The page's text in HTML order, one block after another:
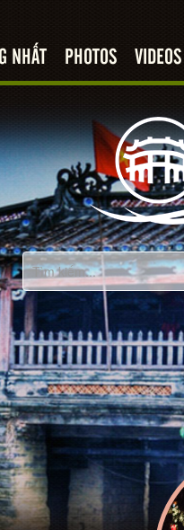
NHẤT PHOTOS VIDEOS